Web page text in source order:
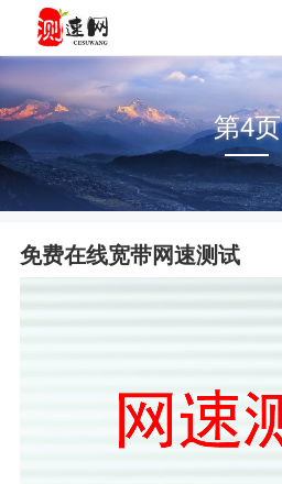
第4页
免费在线宽带网速测试